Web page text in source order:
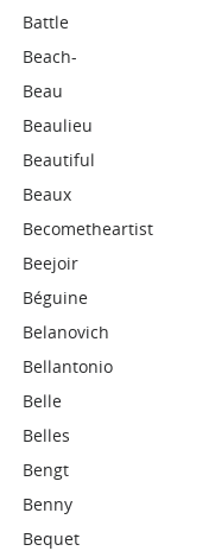
Battle
Beach-
Beau
Beaulieu
Beautiful
Beaux
Becometheartist
Beejoir
Béguine
Belanovich
Bellantonio
Belle
Belles
Bengt
Benny
Bequet